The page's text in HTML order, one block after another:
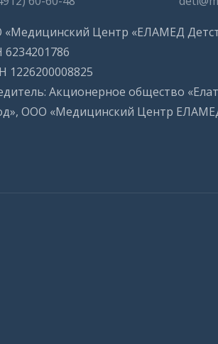
Центр «ЕЛАМЕД
1226200008825
Акционерное общество
ООО «Медицинский Центр